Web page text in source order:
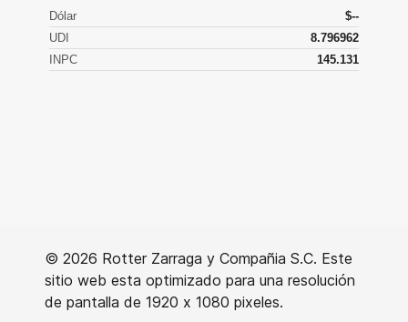
© 2026 Rotter Zarraga y Compañia S.C. Este
sitio web esta optimizado para una resolución
de pantalla de 1920 x 1080 pixeles.